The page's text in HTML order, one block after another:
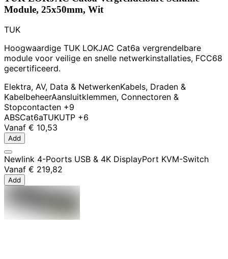
Module, 25x50mm, Wit
TUK
Hoogwaardige TUK LOKJAC Cat6a vergrendelbare
module voor veilige en snelle netwerkinstallaties, FCC68
gecertificeerd.
Elektra, AV, Data & NetwerkenKabels, Draden &
KabelbeheerAansluitklemmen, Connectoren &
Stopcontacten +9
ABSCat6aTUKUTP +6
Vanaf € 10,53
Add
Newlink 4-Poorts USB & 4K DisplayPort KVM-Switch
Vanaf € 219,82
Add